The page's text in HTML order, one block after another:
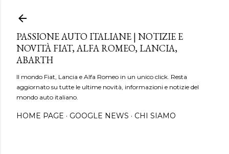
PASSIONE AUTO ITALIANE | NOTIZIE E
NOVITÀ FIAT, ALFA ROMEO, LANCIA,
ABARTH
Il mondo Fiat, Lancia e Alfa Romeo in un unico click. Resta
aggiornato su tutte le ultime novità, informazioni e notizie del
mondo auto italiano.
HOME PAGE GOOGLE NEWS CHI SIAMO